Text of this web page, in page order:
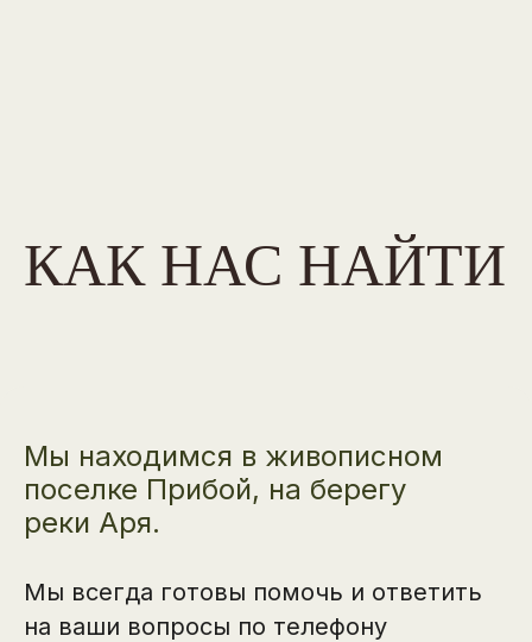
КАК НАС НАЙТИ
Мы находимся в живописном
поселке Прибой, на берегу
реки Аря.
Мы всегда готовы помочь и ответить
на ваши вопросы по телефону